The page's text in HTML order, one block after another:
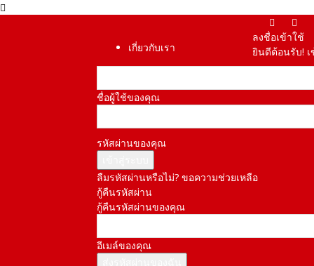
เกี่ยวกับเรา
ลงชื่อเข้าใช้
ยินดีต้อนรับ!
ชื่อผู้ใช้ของคุณ
รหัสผ่านของคุณ
ลืมรหัสผ่านหรือไม่? ขอความช่วยเหลือ
กู้คืนรหัสผ่าน
กู้คืนรหัสผ่านของคุณ
อีเมล์ของคุณ